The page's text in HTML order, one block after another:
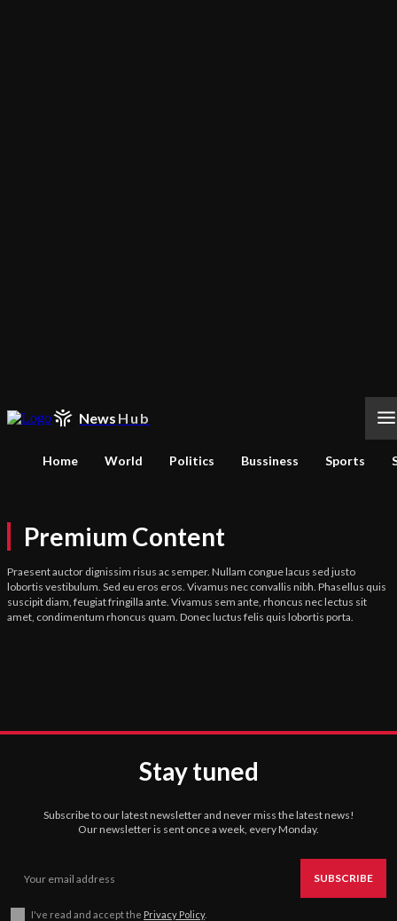
News Hub
Home World Politics Bussiness Sports
Premium Content
Praesent auctor dignissim risus ac semper. Nullam congue lacus sed justo
lobortis vestibulum. Sed eu eros eros. Vivamus nec convallis nibh. Phasellus quis
suscipit diam, feugiat fringilla ante. Vivamus sem ante, rhoncus nec lectus sit
amet, condimentum rhoncus quam. Donec luctus felis quis lobortis porta.
Stay tuned
Subscribe to our latest newsletter and never miss the latest news!
Our newsletter is sent once a week, every Monday.
SUBSCRIBE
I've read and accept the Privacy Policy.